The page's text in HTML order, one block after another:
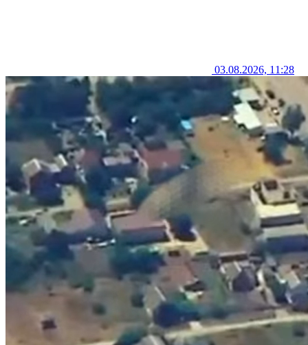
03.08.2026, 11:28